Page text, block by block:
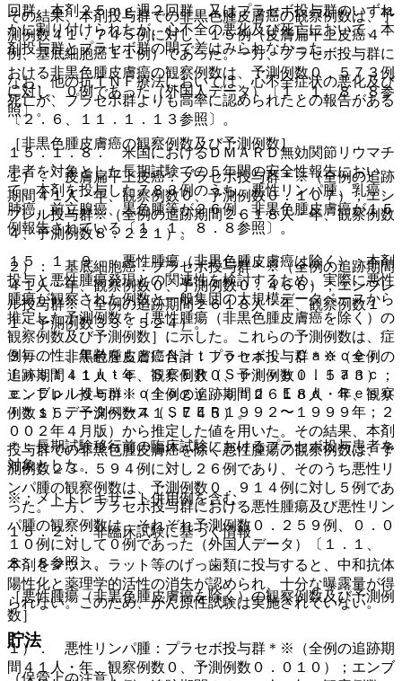
その結果、本剤投与群での非黒色腫皮膚癌の観察例数は、予
測例数４１．７４５例に対し、１５例（皮膚扁平上皮癌４
例、基底細胞癌１１例）であった。一方、プラセボ投与群に
おける非黒色腫皮膚癌の観察例数は、予測例数０．５７３例
に対し、０例であった（外国人データ）〔１．１、８．８参
照〕。
［非黒色腫皮膚癌の観察例数及び予測例数］
１）． 皮膚扁平上皮癌：プラセボ投与群＊※（全例の追跡
期間４１人・年、観察例数０、予測例数０．１０７）；エン
ブレル投与群※（全例の追跡期間２６１８人・年、観察例数
４、予測例数８．２２１）。
２）． 基底細胞癌：プラセボ投与群＊※（全例の追跡期間
４１人・年、観察例数０、予測例数０．４６６）；エンブレ
ル投与群※（全例の追跡期間２６１８人・年、観察例数１
１、予測例数３３．５２４）。
３）． 非黒色腫皮膚癌合計：プラセボ投与群＊※（全例の
追跡期間４１人・年、観察例数０、予測例数０．５７３）；
エンブレル投与群※（全例の追跡期間２６１８人・年、観察
例数１５、予測例数４１．７４５）。
＊：長期試験移行前の臨床試験におけるプラセボ投与患者を
対象とした。
※：メトトレキサート併用例を含む。
１５．２． 非臨床試験に基づく情報
本剤をマウス、ラット等のげっ歯類に投与すると、中和抗体
陽性化と薬理学的活性の消失が認められ、十分な曝露量が得
られない。このため、がん原性試験は実施されていない。
貯法
回群、本剤２５ｍｇ週２回群、又はプラセボ投与群のいずれ
かに割り付けられたが、心不全の悪化及び死亡において、本
剤投与群とプラセボ群の間で差はみられなかった。
なお、他の抗ＴＮＦ療法においては、心不全症状の悪化及び
死亡が、プラセボ群よりも高率に認められたとの報告がある
〔２．６、１１．１．１３参照〕。
１５．１．８． 米国におけるＤＭＡＲＤ無効関節リウマチ
患者を対象とした長期試験での５年間の安全性報告におい
て、本剤を投与した７８３例のうち、悪性リンパ腫、乳癌、
肺癌、前立腺癌、黒色腫等が２６例、非黒色腫皮膚癌が１５
例報告されている〔１．１、８．８参照〕。
１５．１．９． 悪性腫瘍（非黒色腫皮膚癌は除く）：本剤
投与と悪性腫瘍発現との関連性を検討するため、実際に悪性
腫瘍が観察された例数と一般集団の大規模データベースから
推定した予測例数を［悪性腫瘍（非黒色腫皮膚癌を除く）の
観察例数及び予測例数］に示した。これらの予測例数は、症
例毎の性、年齢をもとにＮａｔｉｏｎａｌ Ｃａｎｃｅｒ
Ｉｎｓｔｉｔｕｔｅ ＳＥＥＲ（Ｓｕｒｖｅｉｌｌａｎｃ
ｅ，Ｅｐｉｄｅｍｉｏｌｏｇｙ，ａｎｄ Ｅｎｄ Ｒｅｓｕ
ｌｔｓ）データベース（ＳＥＥＲ１９９２〜１９９９年；２
００２年４月版）から推定した値を用いた。その結果、本剤
投与群での非黒色腫皮膚癌を除く悪性腫瘍の観察例数は、予
測例数２３．５９４例に対し２６例であり、そのうち悪性リ
ンパ腫の観察例数は、予測例数０．９１４例に対し５例であ
った。一方、プラセボ投与群における悪性腫瘍及び悪性リン
パ腫の観察例数は、それぞれ予測例数０．２５９例、０．０
１０例に対して０例であった（外国人データ）〔１．１、
８．８参照〕。
［悪性腫瘍（非黒色腫皮膚癌を除く）の観察例数及び予測例
数］
１）． 悪性リンパ腫：プラセボ投与群＊※（全例の追跡期
間４１人・年、観察例数０、予測例数０．０１０）；エンブ